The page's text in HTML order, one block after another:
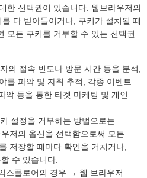
한 선택권이 있습니다. 웹브라우저의
다 받아들이거나, 쿠키가 설치될 때
모든 쿠키를 거부할 수 있는 선택권
의 접속 빈도나 방문 시간 등을 분석,
를 파악 및 자취 추적, 각종 이벤트
악 등을 통한 타겟 마케팅 및 개인
설정을 거부하는 방법으로는
저의 옵션을 선택함으로써 모든
저장할 때마다 확인을 거치거나,
수 있습니다.
스플로어의 경우 → 웹 브라우저